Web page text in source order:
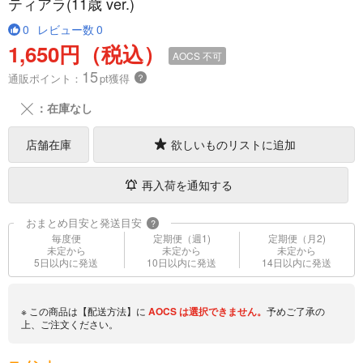
0 レビュー数 0
1,650円（税込） AOCS不可
通販ポイント： 15pt獲得 ？
╳ ：在庫なし
店舗在庫 欲しいものリストに追加
再入荷を通知する
おまとめ目安と発送目安 ?
毎度便
未定から
5日以内に発送
定期便（週1)
未定から
10日以内に発送
定期便（月2)
未定から
14日以内に発送
※ この商品は【配送方法】に AOCSは選択できません。 予めご了承の
上、ご注文ください。